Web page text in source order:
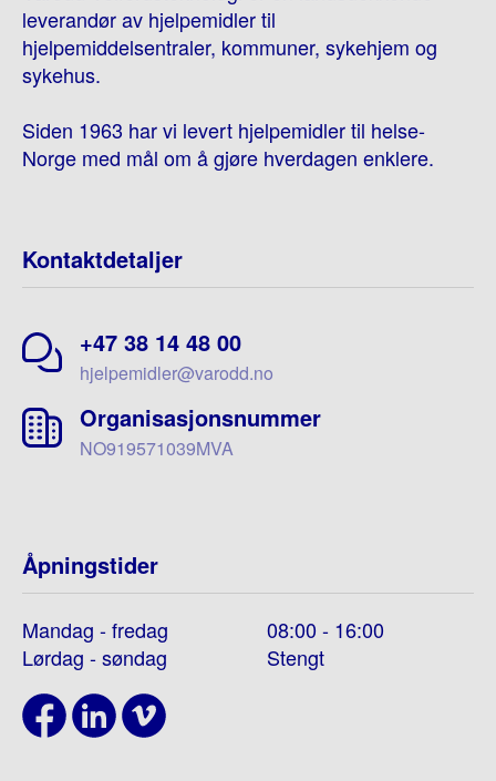
leverandør av hjelpemidler til
hjelpemiddelsentraler, kommuner, sykehjem og
sykehus.
Siden 1963 har vi levert hjelpemidler til helse-
Norge med mål om å gjøre hverdagen enklere.
Kontaktdetaljer
+47 38 14 48 00
hjelpemidler@varodd.no
Organisasjonsnummer
NO919571039MVA
Åpningstider
Mandag - fredag
08:00 - 16:00
Lørdag - søndag
Stengt